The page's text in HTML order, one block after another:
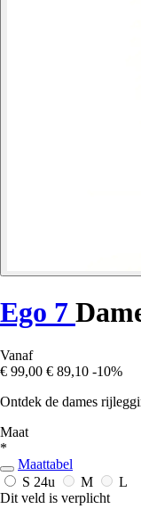
Ego 7
Vanaf
€ 99,00 € 89,10 -10%
Ontdek de dames
Maat
*
Maattabel
S 24u M
L
Dit veld is verplicht